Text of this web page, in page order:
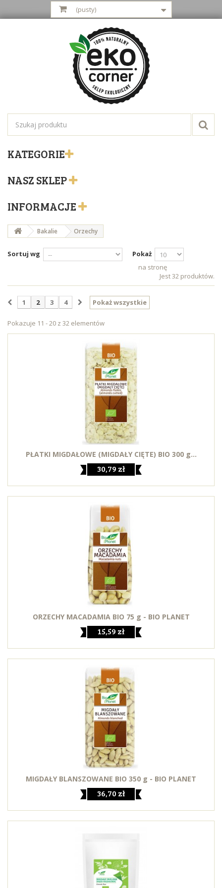
(pusty)
KATEGORIE
NASZ SKLEP
INFORMACJE
Bakalie Orzechy
Sortuj wg
Pokaż
na stronę
Jest 32 produktów.
Pokaż wszystkie
1 2 3 4
Pokazuje 11 - 20 z 32 elementów
PŁATKI MIGDAŁOWE (MIGDAŁY CIĘTE) BIO 300 g...
30,79 zł
ORZECHY MACADAMIA BIO 75 g - BIO PLANET
15,59 zł
MIGDAŁY BLANSZOWANE BIO 350 g - BIO PLANET
36,70 zł